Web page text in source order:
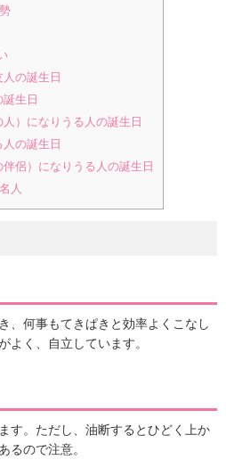
の誕生日
生日
）になりうる人の誕生日
の誕生日
侶）になりうる人の誕生日
人
、何事もてきぱきと効率よくこなし
よく、自立しています。
す。ただし、油断するとひどく上か
るので注意。